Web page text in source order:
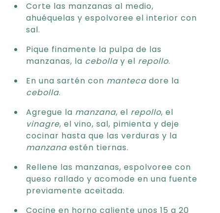
Corte las manzanas al medio,
ahuéquelas y espolvoree el interior con
sal.
Pique finamente la pulpa de las
manzanas, la cebolla y el repollo.
En una sartén con manteca dore la
cebolla.
Agregue la manzana, el repollo, el
vinagre, el vino, sal, pimienta y deje
cocinar hasta que las verduras y la
manzana estén tiernas.
Rellene las manzanas, espolvoree con
queso rallado y acomode en una fuente
previamente aceitada.
Cocine en horno caliente unos 15 a 20